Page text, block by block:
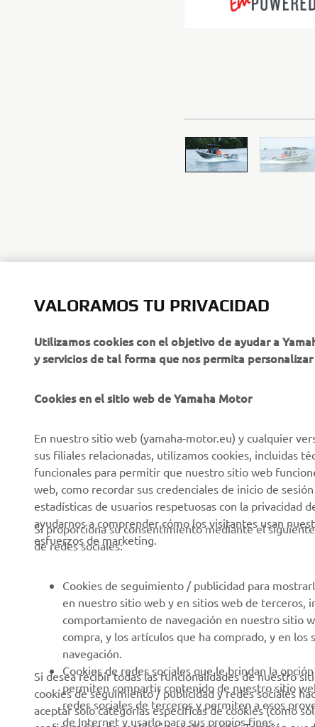
Últimas Noticias
Blog
Eventos
Notas de Prensa
Catálogos
Conviértase en
distribuidor
Política de derechos
humanos
Política Básica de
Sostenibilidad
Sistemas eBike
Cuerpos de Seguridad
Golf / Buggys B2B
Equipos de Intervención
Robotics
Asociaciones
Portal de Información
independientes
Ficha de datos de
seguridad de Yamalube
VALORAMOS TU PRIVACIDAD
Utilizamos cookies con el objetivo de ayudar a
y servicios de tal forma que nos permita
Cookies en el sitio web de Yamaha Motor
En nuestro sitio web (yamaha-motor.eu) y cualquier
sus filiales relacionadas, utilizamos cookies, incluidas
funcionales para permitir que nuestro sitio web
web, como recordar sus credenciales de inicio de
estadísticas de usuarios respetuosas con la privacidad
ayudarnos a comprender cómo los visitantes usan
esfuerzos de marketing.
Si proporciona su consentimiento mediante el
de redes sociales:
Cookies de seguimiento / publicidad para
en nuestro sitio web y en sitios web de terceros,
comportamiento de navegación en nuestro sitio
compra, y los artículos que ha comprado, y en
navegación.
Cookies de redes sociales que le brindan la
permiten compartir contenido de nuestro sitio
redes sociales de terceros y permiten a esos
de Internet y usarlo para sus propios fines.
Si desea recibir todas las funcionalidades de nuestro
cookies de seguimiento / publicidad y redes sociales
aceptar solo categorías específicas de cookies (como